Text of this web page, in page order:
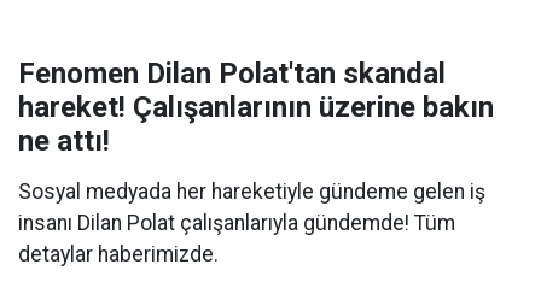
Fenomen Dilan Polat'tan skandal
hareket! Çalışanlarının üzerine bakın
ne attı!
Sosyal medyada her hareketiyle gündeme gelen iş
insanı Dilan Polat çalışanlarıyla gündemde! Tüm
detaylar haberimizde.